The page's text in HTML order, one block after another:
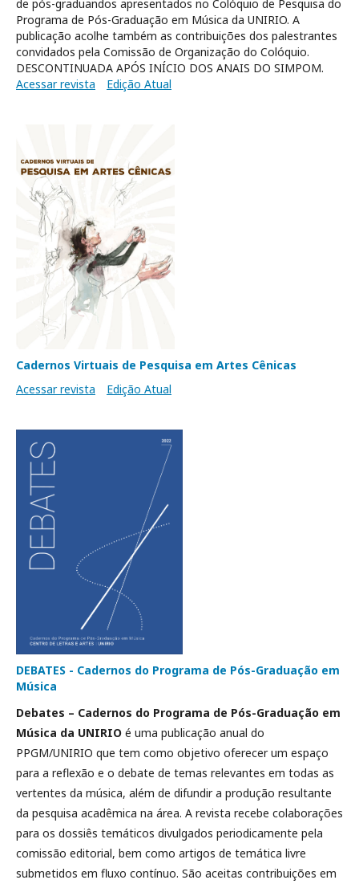
de pós-graduandos apresentados no Colóquio de Pesquisa do
Programa de Pós-Graduação em Música da UNIRIO. A
publicação acolhe também as contribuições dos palestrantes
convidados pela Comissão de Organização do Colóquio.
DESCONTINUADA APÓS INÍCIO DOS ANAIS DO SIMPOM.
Acessar revista
Edição Atual
Cadernos Virtuais de Pesquisa em Artes Cênicas
Acessar revista
Edição Atual
DEBATES - Cadernos do Programa de Pós-Graduação em
Música
Debates – Cadernos do Programa de Pós-Graduação em
Música da UNIRIO é uma publicação anual do
PPGM/UNIRIO que tem como objetivo oferecer um espaço
para a reflexão e o debate de temas relevantes em todas as
vertentes da música, além de difundir a produção resultante
da pesquisa acadêmica na área. A revista recebe colaborações
para os dossiês temáticos divulgados periodicamente pela
comissão editorial, bem como artigos de temática livre
submetidos em fluxo contínuo. São aceitas contribuições em